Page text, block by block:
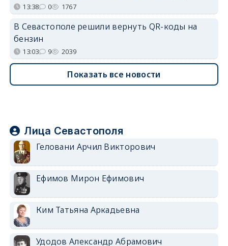
13:38 0 1767
В Севастополе решили вернуть QR-коды на
бензин
13:03 9 2039
Показать все новости
Лица Севастополя
Геловани Арчил Викторович
Ефимов Мирон Ефимович
Ким Татьяна Аркадьевна
Удодов Александр Абрамович